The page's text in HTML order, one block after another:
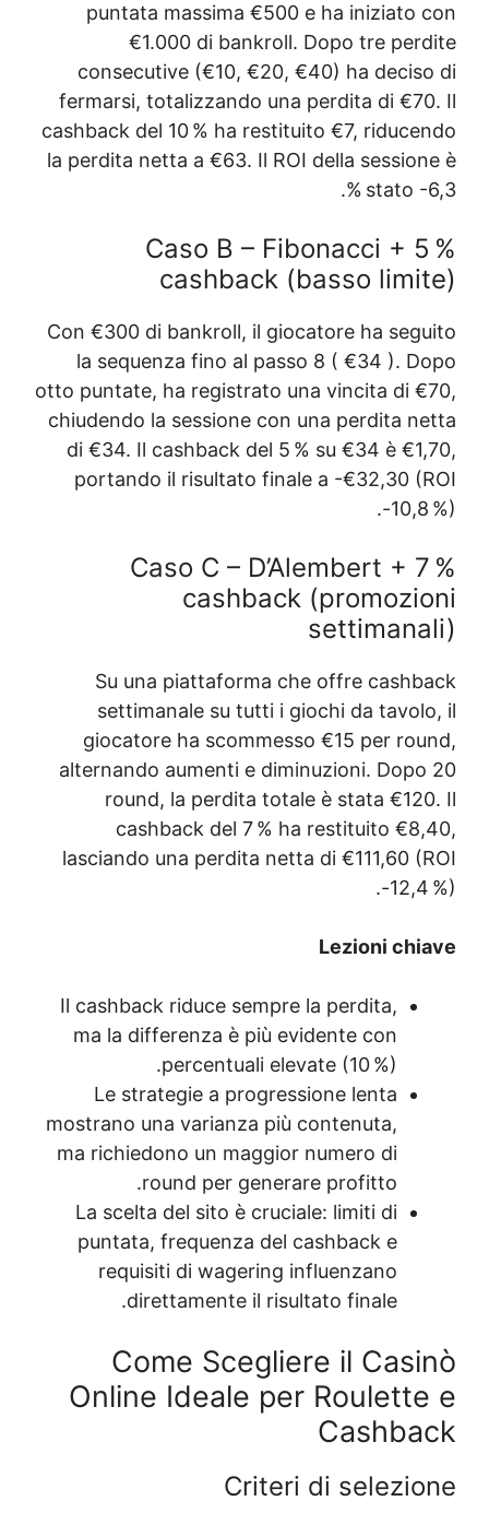
puntata
€1.000 di
consecutive
fermarsi,
cashback del 10 %
la perdita netta a
Caso B
Con €300 di
la sequenza fino
otto puntate, ha
chiudendo la
di €34. Il
portando il
Caso C
Su una
settimanale su
giocatore ha
alternando
round, la
cashback del
lasciando una
Il cashback riduce
ma la differenza
Le strategie a
mostrano una
ma richiedono un
round per
La scelta del sito
puntata,
requisiti di
Come
Online